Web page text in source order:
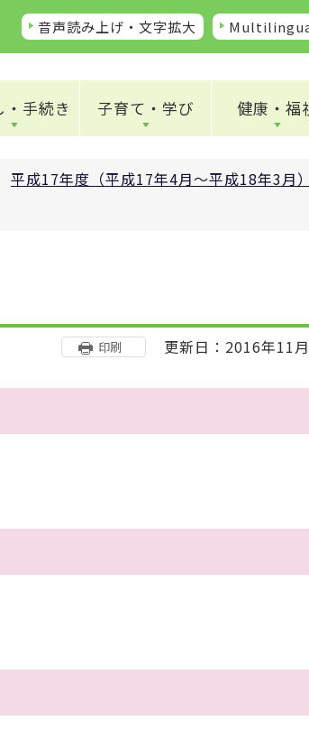
音声読み上げ・文字拡大
・手続き 子育て・学び 健康・福
平成17年度（平成17年4月～平成18年3
印刷 更新日：2016年11